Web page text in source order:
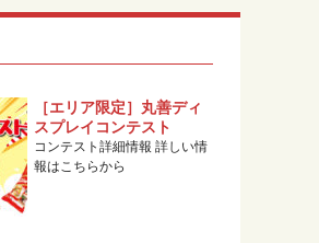
［エリア限定］丸善ディ
スプレイコンテスト
コンテスト詳細情報 詳しい情
報はこちらから